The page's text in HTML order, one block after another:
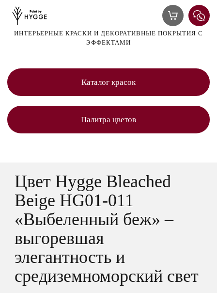
ИНТЕРЬЕРНЫЕ КРАСКИ И ДЕКОРАТИВНЫЕ ПОКРЫТИЯ С
ЭФФЕКТАМИ
Каталог красок
Палитра цветов
Цвет Hygge Bleached
Beige HG01-011
«Выбеленный беж» –
выгоревшая
элегантность и
средиземноморский свет